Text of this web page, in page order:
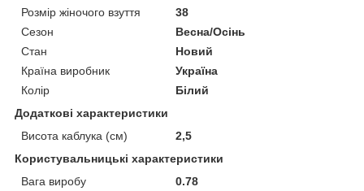
Розмір жіночого взуття
38
Сезон
Весна/Осінь
Стан
Новий
Країна виробник
Україна
Колір
Білий
Додаткові характеристики
Висота каблука (см)
2,5
Користувальницькі характеристики
Вага виробу
0.78